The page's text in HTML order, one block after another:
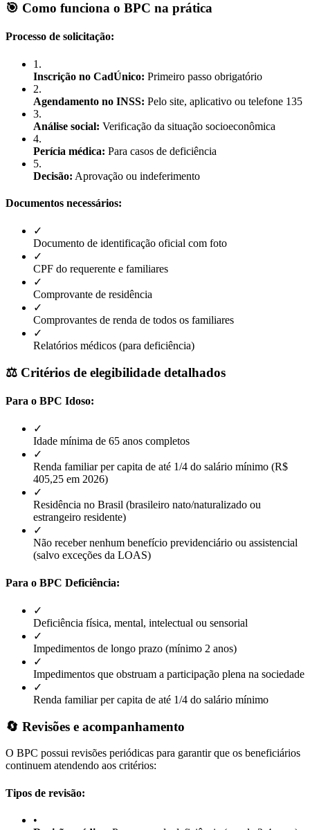
🎯 Como funciona o BPC na prática
Processo de solicitação:
1 .
Inscrição no CadÚnico: Primeiro passo obrigatório
2.
Agendamento no INSS: Pelo site, aplicativo ou telefone 135
3.
Análise social: Verificação da situação socioeconômica
4.
Perícia médica: Para casos de deficiência
5.
Decisão: Aprovação ou indeferimento
Documentos necessários:
✓
Documento de identificação oficial com foto
✓
CPF do requerente e familiares
✓
Comprovante de residência
✓
Comprovantes de renda de todos os familiares
✓
Relatórios médicos (para deficiência)
⚖️ Critérios de elegibilidade detalhados
Para o BPC Idoso:
✓
Idade mínima de 65 anos completos
✓
Renda familiar per capita de até 1/4 do salário mínimo (R$
405,25 em 2026)
✓
Residência no Brasil (brasileiro nato/naturalizado ou
estrangeiro residente)
✓
Não receber nenhum benefício previdenciário ou assistencial
(salvo exceções da LOAS)
Para o BPC Deficiência:
✓
Deficiência física, mental, intelectual ou sensorial
✓
Impedimentos de longo prazo (mínimo 2 anos)
✓
Impedimentos que obstruam a participação plena na sociedade
✓
Renda familiar per capita de até 1/4 do salário mínimo
🔄 Revisões e acompanhamento
O BPC possui revisões periódicas para garantir que os beneficiários
continuem atendendo aos critérios:
Tipos de revisão:
•